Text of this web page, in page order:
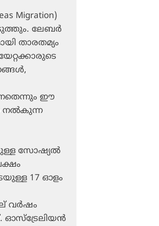
Migration)
ലേബർ
താരതമ്യം
ഈ
നൽകുന്ന
സോഷ്യൽ
17 ഓളം
വർഷം
ഓസ്‌ട്രേലിയൻ